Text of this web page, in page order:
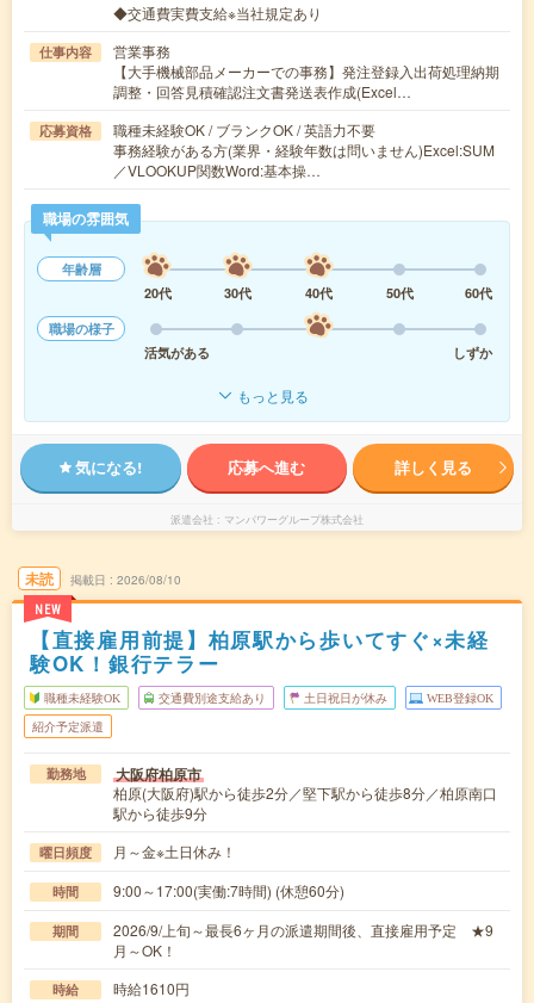
◆交通費実費支給※当社規定あり
仕事内容
営業事務
【大手機械部品メーカーでの事務】発注登録入出荷処理納期
調整・回答見積確認注文書発送表作成(Excel…
応募資格
職種未経験OK / ブランクOK / 英語力不要
事務経験がある方(業界・経験年数は問いません)Excel:SUM
／VLOOKUP関数Word:基本操…
職場の雰囲気
年齢層
20代
30代 40代 50代
60代
職場の様子
活気がある
しずか
もっと見る
気になる! 応募へ進む 詳しく見る
派遣会社 マンパワーグループ株式会社
未読
NEW
掲載日 2026/08/10
【直接雇用前提】柏原駅から歩いてすぐ×未経
験OK！銀行テラー
職種未経験OK 交通費別途支給あり 土日祝日が休み WEB登録OK
紹介予定派遣
勤務地 大阪府柏原市
柏原(大阪府)駅から徒歩2分／堅下駅から徒歩8分／柏原南口
駅から徒歩9分
曜日頻度 月～金※土日休み！
時間 9:00～17:00(実働:7時間) (休憩60分)
期間
2026/9/上旬～最長6ヶ月の派遣期間後、直接雇用予定 ★9
月～OK！
時給 時給1610円